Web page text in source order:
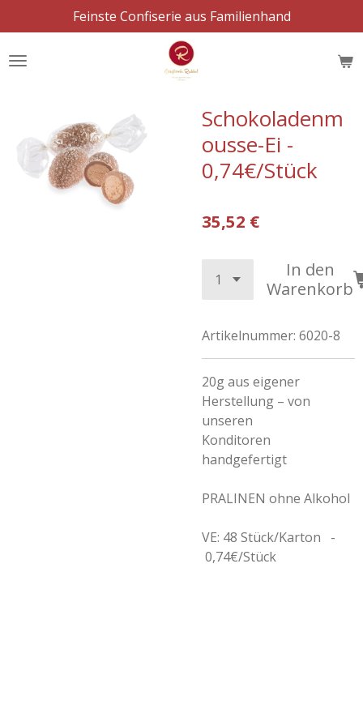
Hauptinhalt
springen
Feinste Confiserie aus Familienhand
Schokoladenm
ousse-Ei -
0,74€/Stück
35,52 €
In den
Warenkorb
Artikelnummer: 6020-8
20g aus eigener
Herstellung – von
unseren
Konditoren
handgefertigt
PRALINEN ohne Alkohol
VE: 48 Stück/Karton -
0,74€/Stück